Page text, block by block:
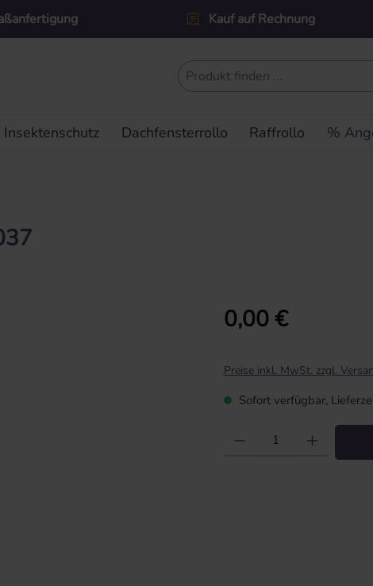
Kauf auf Rechnung
Insektenschutz Dachfensterrollo Raffrollo %
Regulärer Preis:
0,00 €
Preise inkl. MwSt. zzgl.
Sofort verfügbar,
Produkt Anzahl: Gib den